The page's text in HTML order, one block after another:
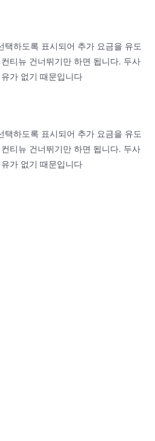
택하도록 표시되어 추가 요금을 유도
티뉴 건너뛰기만 하면 됩니다. 두사
가 없기 때문입니다
택하도록 표시되어 추가 요금을 유도
티뉴 건너뛰기만 하면 됩니다. 두사
가 없기 때문입니다